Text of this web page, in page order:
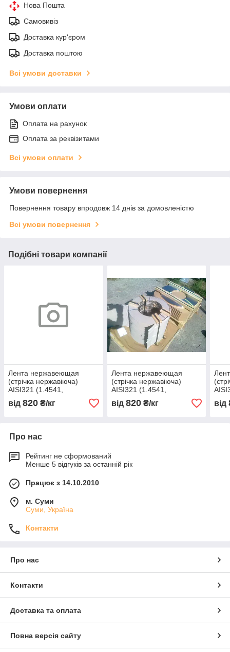
Нова Пошта
Самовивіз
Доставка кур'єром
Доставка поштою
Всі умови доставки
Умови оплати
Оплата на рахунок
Оплата за реквізитами
Всі умови оплати
Умови повернення
Повернення товару впродовж 14 днів за домовленістю
Всі умови повернення
Подібні товари компанії
Лента нержавеющая
(стрічка нержавіюча)
AISI321 (1.4541,
12Х18Н10Т, 08Х18Н10Т)
мякгая 400 х 0,94
від 820 ₴/кг
Лента нержавеющая
(стрічка нержавіюча)
AISI321 (1.4541,
12Х18Н10Т, 08Х18Н10Т)
мякгая 400 х 0,05
від 820₴/кг від
Про нас
Рейтинг не сформований
Менше 5 відгуків за останній рік
Працює з 14.10.2010
м. Суми
Суми, Україна
Контакти
Про нас
Контакти
Доставка та оплата
Повна версія сайту